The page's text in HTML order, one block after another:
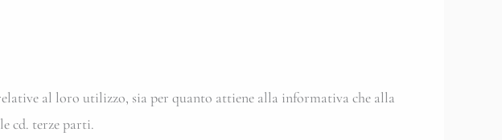
al loro utilizzo, sia per quanto attiene alla informativa che alla
cd. terze parti.